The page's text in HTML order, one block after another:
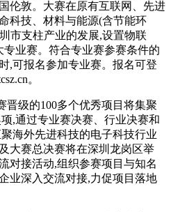
伦敦。大赛在原有互联网、先进
科技、材料与能源(含节能环
市支柱产业的发展,设置物联
业赛。符合专业赛参赛条件的
,可报名参加专业赛。报名可登
。
晋级的100多个优秀项目将集聚
,通过专业赛决赛、行业决赛和
海外先进科技的电子科技行业
大赛总决赛将在深圳龙岗区举
对接活动,组织参赛项目与知名
业深入交流对接,力促项目落地